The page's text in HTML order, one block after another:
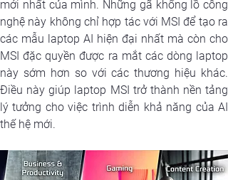
mới nhất của mình. Những gã khổng lồ công
nghệ này không chỉ hợp tác với MSI để tạo ra
các mẫu laptop AI hiện đại nhất mà còn cho
MSI đặc quyền được ra mắt các dòng laptop
này sớm hơn so với các thương hiệu khác.
Điều này giúp laptop MSI trở thành nền tảng
lý tưởng cho việc trình diễn khả năng của AI
thế hệ mới.